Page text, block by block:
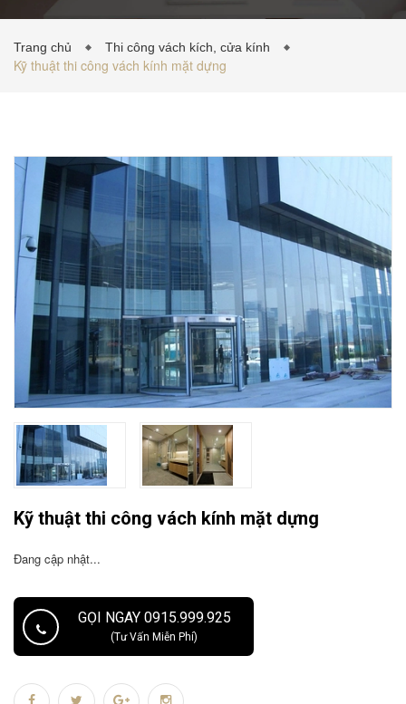
BÁO GIÁ TUYỂN DỤNG LIÊN HỆ
Trang chủ Thi công vách kích, cửa kính
Kỹ thuật thi công vách kính mặt dựng
Kỹ thuật thi công vách kính mặt dựng
Đang cập nhật...
GỌI NGAY 0915.999.925
(Tư Vấn Miễn Phí)